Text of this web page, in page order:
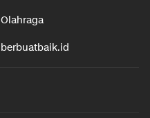
Olahraga
berbuatbaik.id